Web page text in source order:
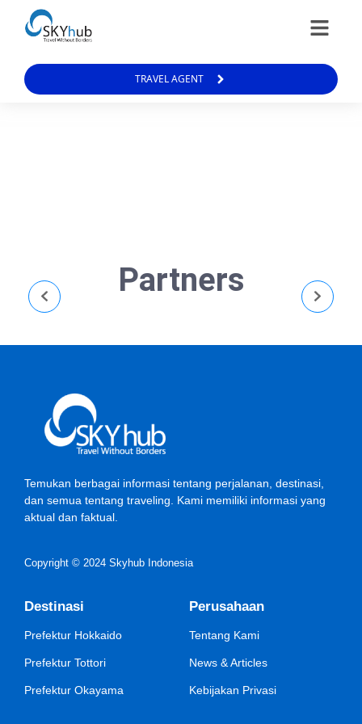
TRAVEL AGENT
Partners
Temukan berbagai informasi tentang perjalanan, destinasi,
dan semua tentang traveling. Kami memiliki informasi yang
aktual dan faktual.
Copyright © 2024 Skyhub Indonesia
Destinasi
Prefektur Hokkaido
Prefektur Tottori
Prefektur Okayama
Perusahaan
Tentang Kami
News & Articles
Kebijakan Privasi